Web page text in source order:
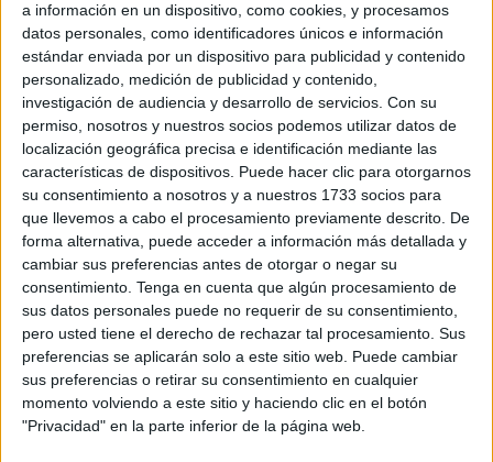
a información en un dispositivo, como cookies, y procesamos
datos personales, como identificadores únicos e información
estándar enviada por un dispositivo para publicidad y contenido
personalizado, medición de publicidad y contenido,
investigación de audiencia y desarrollo de servicios. Con su
permiso, nosotros y nuestros socios podemos utilizar datos de
localización geográfica precisa e identificación mediante las
características de dispositivos. Puede hacer clic para otorgarnos
su consentimiento a nosotros y a nuestros 1733 socios para
que llevemos a cabo el procesamiento previamente descrito. De
forma alternativa, puede acceder a información más detallada y
cambiar sus preferencias antes de otorgar o negar su
consentimiento. Tenga en cuenta que algún procesamiento de
sus datos personales puede no requerir de su consentimiento,
pero usted tiene el derecho de rechazar tal procesamiento. Sus
preferencias se aplicarán solo a este sitio web. Puede cambiar
sus preferencias o retirar su consentimiento en cualquier
momento volviendo a este sitio y haciendo clic en el botón
"Privacidad" en la parte inferior de la página web.
El grupo de estudiantes del segundo curso deEducación
Social, en la Facultad de Educación, Economía y
Tecnología de Ceuta de laUniversidadde Granada, ha
desarrollado un proyecto integral que concentra las
diversasopciones formativasdisponibles en la ciudad
autónoma.
El propósito principal de esta iniciativa es proporcionar
una amplia gama de información sobre las distintas ofertas
educativas, con el objetivo de facilitar el acceso a todos los
ciudadanos interesados en continuar su formación.
Esto incluye tanto aquellos que buscan mejorar sus
habilidades para elempleocomo aquellos que desean
adquirir nuevos conocimientos.